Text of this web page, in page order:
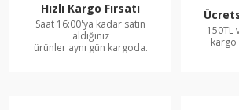
Hızlı Kargo Fırsatı
Saat 16:00'ya kadar satın
aldığınız
ürünler aynı gün kargoda.
150TL